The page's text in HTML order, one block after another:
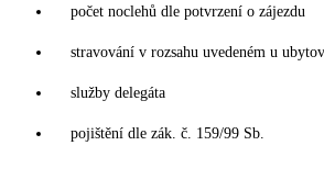
počet noclehů dle potvrzení o zájezdu
stravování v rozsahu uvedeném u
služby delegáta
pojištění dle zák. č. 159/99 Sb.